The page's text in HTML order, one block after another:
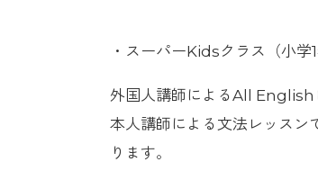
・スーパーKidsクラス（小学
外国人講師によるAll English
本人講師による文法レッスン
ります。